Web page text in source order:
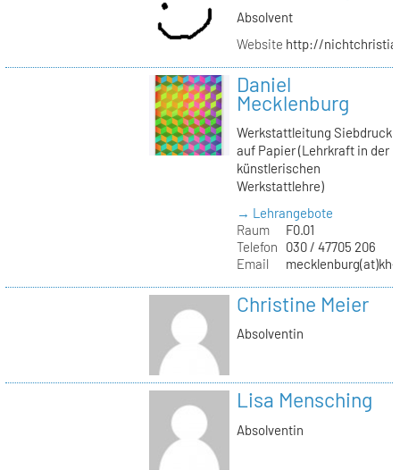
Absolvent
Website http://
Daniel
Mecklenburg
Werkstattleitung Siebdruck
auf Papier (Lehrkraft in der
künstlerischen
Werkstattlehre)
→ Lehrangebote
Raum
F0.01
Telefon
030 / 47705 206
Email
Christine Meier
Absolventin
Lisa Mensching
Absolventin